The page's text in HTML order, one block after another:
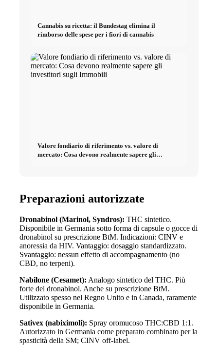
Cannabis su ricetta: il Bundestag elimina il
rimborso delle spese per i fiori di cannabis
Valore fondiario di riferimento vs. valore di
mercato: Cosa devono realmente sapere gli
Preparazioni autorizzate
Dronabinol (Marinol, Syndros): THC sintetico.
Disponibile in Germania sotto forma di capsule o gocce di
dronabinol su prescrizione BtM. Indicazioni: CINV e
anoressia da HIV. Vantaggio: dosaggio standardizzato.
Svantaggio: nessun effetto di accompagnamento (no
CBD, no terpeni).
Nabilone (Cesamet): Analogo sintetico del THC. Più
forte del dronabinol. Anche su prescrizione BtM.
Utilizzato spesso nel Regno Unito e in Canada, raramente
disponibile in Germania.
Sativex (nabiximoli): Spray oromucoso THC:CBD 1:1.
Autorizzato in Germania come preparato combinato per la
spasticità della SM; CINV off-label.